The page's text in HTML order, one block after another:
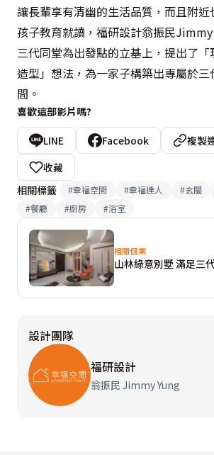
讓長輩享有清幽的生活品質，而且附
孩子教育就讀，福研設計翁振民
三代同堂為出發點的立基上，提出了
造型」想法，為一家子構築出專屬於三
間。
喜歡這部影片嗎?
LINE Facebook 複製
收藏
相關標籤
#幸福空間 #幸福達人 #玄關
#餐廳 #廚房 #浴室
相關個案
山林綠意別墅 滿足三
設計團隊
福研設計
翁振民 Jimmy Yung